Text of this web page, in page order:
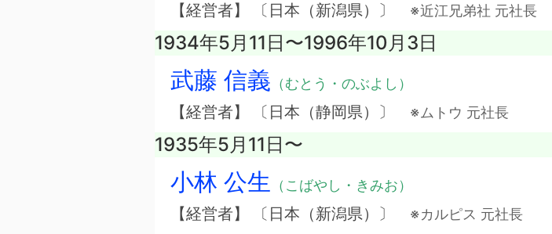
【経営者】 〔日本（新潟県）〕 ※近江兄弟社 元社長
1934年5月11日〜1996年10月3日
武藤 信義 （むとう・のぶよし）
【経営者】 〔日本（静岡県）〕 ※ムトウ 元社長
1935年5月11日〜
小林 公生 （こばやし・きみお）
【経営者】 〔日本（新潟県）〕 ※カルピス 元社長